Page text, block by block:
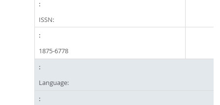
ISSN:
1875-6778
Language: